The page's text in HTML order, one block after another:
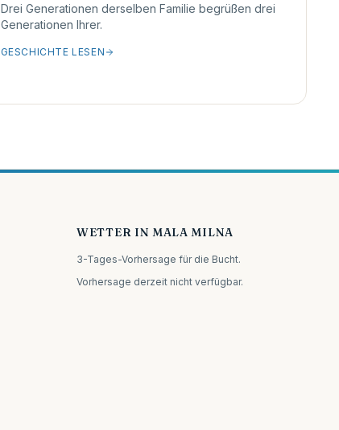
Drei Generationen derselben Familie begrüßen drei
Generationen Ihrer.
GESCHICHTE LESEN
WETTER IN MALA MILNA
3-Tages-Vorhersage für die Bucht.
Vorhersage derzeit nicht verfügbar.